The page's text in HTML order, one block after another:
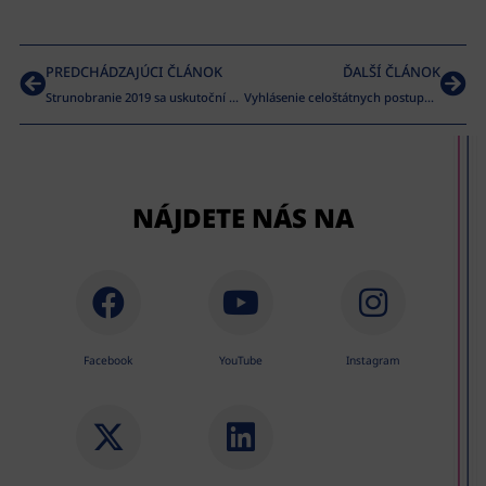
PREDCHÁDZAJÚCI ČLÁNOK
Strunobranie 2019 sa uskutoční v Martine
ĎALŠÍ ČLÁNOK
Vyhlásenie celoštátnych postupových súťaží Národného osvetového centra v roku 2021
NÁJDETE NÁS NA
Facebook YouTube Instagram